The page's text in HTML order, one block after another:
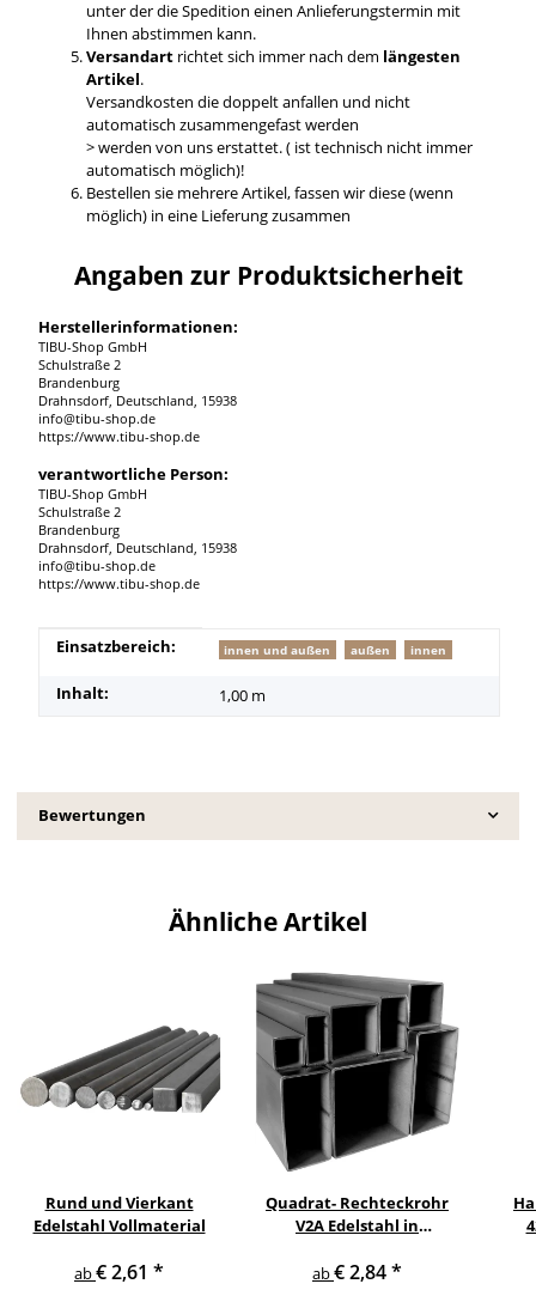
unter der die Spedition einen Anlieferungstermin mit
Ihnen abstimmen kann.
Versandartrichtet sich immer nach dem längesten
Artikel.
Versandkosten die doppelt anfallen und nicht
automatisch zusammengefast werden
> werden von uns erstattet. ( ist technisch nicht immer
automatisch möglich)!
Bestellen sie mehrere Artikel, fassen wir diese (wenn
möglich) in eine Lieferung zusammen
Angaben zur Produktsicherheit
Herstellerinformationen:
TIBU-Shop GmbH
Schulstraße 2
Brandenburg
Drahnsdorf, Deutschland, 15938
info@tibu-shop.de
https://www.tibu-shop.de
verantwortliche Person:
TIBU-Shop GmbH
Schulstraße 2
Brandenburg
Drahnsdorf, Deutschland, 15938
info@tibu-shop.de
https://www.tibu-shop.de
Produkteigenschaft
Wert
Einsatzbereich: innen und außen außen innen
Inhalt: 1,00 m
Bewertungen
Ähnliche Artikel
Rund und Vierkant
Edelstahl Vollmaterial
ab€ 2,61 *
Quadrat- Rechteckrohr
V2A Edelstahl in
Querschnitten und
ab€ 2,84*